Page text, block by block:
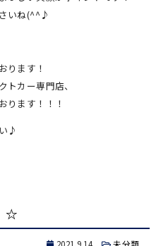
いね(^^♪
ります！
カー専門店、
ります！！！
♪
☆